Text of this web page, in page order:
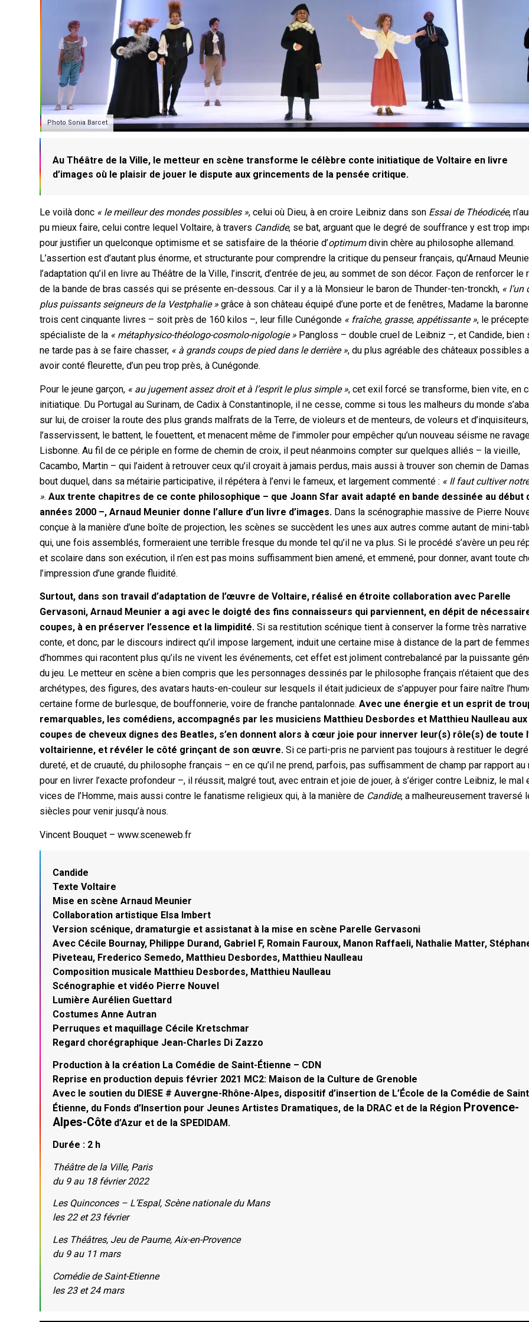
Photo Sonia Barcet
Au Théâtre de la Ville, le metteur en scène transforme le célèbre conte initiatique de Voltaire en livre
d’images où le plaisir de jouer le dispute aux grincements de la pensée critique.
Le voilà donc « le meilleur des mondes possibles », celui où Dieu, à en croire Leibniz dans son Essai de Théodicée,
pu mieux faire, celui contre lequel Voltaire, à travers Candide, se bat, arguant que le degré de souffrance y est trop
pour justifier un quelconque optimisme et se satisfaire de la théorie d’optimumdivin chère au philosophe allemand.
L’assertion est d’autant plus énorme, et structurante pour comprendre la critique du penseur français, qu’Arnaud
l’adaptation qu’il en livre au Théâtre de la Ville, l’inscrit, d’entrée de jeu, au sommet de son décor. Façon de renforcer le
de la bande de bras cassés qui se présente en-dessous. Car il y a là Monsieur le baron de Thunder-ten-tronckh, « l’un
plus puissants seigneurs de la Vestphalie » grâce à son château équipé d’une porte et de fenêtres, Madame la
trois cent cinquante livres – soit près de 160 kilos –, leur fille Cunégonde « fraîche, grasse, appétissante », le
spécialiste de la « métaphysico-théologo-cosmolo-nigologie » Pangloss – double cruel de Leibniz –, et Candide, bien
ne tarde pas à se faire chasser, « à grands coups de pied dans le derrière », du plus agréable des châteaux possibles
avoir conté fleurette, d’un peu trop près, à Cunégonde.
Pour le jeune garçon, « au jugement assez droit et à l’esprit le plus simple », cet exil forcé se transforme, bien vite, en
initiatique. Du Portugal au Surinam, de Cadix à Constantinople, il ne cesse, comme si tous les malheurs du monde
sur lui, de croiser la route des plus grands malfrats de la Terre, de violeurs et de menteurs, de voleurs et
l’asservissent, le battent, le fouettent, et menacent même de l’immoler pour empêcher qu’un nouveau séisme ne
Lisbonne. Au fil de ce périple en forme de chemin de croix, il peut néanmoins compter sur quelques alliés – la vieille,
Cacambo, Martin – qui l’aident à retrouver ceux qu’il croyait à jamais perdus, mais aussi à trouver son chemin de
bout duquel, dans sa métairie participative, il répétera à l’envi le fameux, et largement commenté : « Il faut cultiver
».Aux trente chapitres de ce conte philosophique – que Joann Sfar avait adapté en bande dessinée au début
années 2000 –, Arnaud Meunier donne l’allure d’un livre d’images. Dans la scénographie massive de Pierre
conçue à la manière d’une boîte de projection, les scènes se succèdent les unes aux autres comme autant de mini-
qui, une fois assemblés, formeraient une terrible fresque du monde tel qu’il ne va plus. Si le procédé s’avère un peu
et scolaire dans son exécution, il n’en est pas moins suffisamment bien amené, et emmené, pour donner, avant toute
l’impression d’une grande fluidité.
Surtout, dans son travail d’adaptation de l’œuvre de Voltaire, réalisé en étroite collaboration avec Parelle
Gervasoni, Arnaud Meunier a agi avec le doigté des fins connaisseurs qui parviennent, en dépit de
coupes, à en préserver l’essence et la limpidité. Si sa restitution scénique tient à conserver la forme très narrative
conte, et donc, par le discours indirect qu’il impose largement, induit une certaine mise à distance de la part de
d’hommes qui racontent plus qu’ils ne vivent les événements, cet effet est joliment contrebalancé par la puissante
du jeu. Le metteur en scène a bien compris que les personnages dessinés par le philosophe français n’étaient que des
archétypes, des figures, des avatars hauts-en-couleur sur lesquels il était judicieux de s’appuyer pour faire naître
certaine forme de burlesque, de bouffonnerie, voire de franche pantalonnade.Avec une énergie et un esprit de
remarquables, les comédiens, accompagnés par les musiciens Matthieu Desbordes et Matthieu Naulleau aux
coupes de cheveux dignes des Beatles, s’en donnent alors à cœur joie pour innerver leur(s) rôle(s) de toute
voltairienne, et révéler le côté grinçant de son œuvre. Si ce parti-pris ne parvient pas toujours à restituer le
dureté, et de cruauté, du philosophe français – en ce qu’il ne prend, parfois, pas suffisamment de champ par rapport au
pour en livrer l’exacte profondeur –, il réussit, malgré tout, avec entrain et joie de jouer, à s’ériger contre Leibniz, le mal
vices de l’Homme, mais aussi contre le fanatisme religieux qui, à la manière de Candide, a malheureusement traversé
siècles pour venir jusqu’à nous.
Vincent Bouquet – www.sceneweb.fr
Candide
Texte Voltaire
Mise en scène Arnaud Meunier
Collaboration artistique Elsa Imbert
Version scénique, dramaturgie et assistanat à la mise en scène Parelle Gervasoni
Avec Cécile Bournay, Philippe Durand, Gabriel F, Romain Fauroux, Manon Raffaeli, Nathalie Matter,
Piveteau, Frederico Semedo, Matthieu Desbordes, Matthieu Naulleau
Composition musicale Matthieu Desbordes, Matthieu Naulleau
Scénographie et vidéo Pierre Nouvel
Lumière Aurélien Guettard
Costumes Anne Autran
Perruques et maquillage Cécile Kretschmar
Regard chorégraphique Jean-Charles Di Zazzo
Production à la création La Comédie de Saint-Étienne – CDN
Reprise en production depuis février 2021 MC2: Maison de la Culture de Grenoble
Avec le soutien du DIESE # Auvergne-Rhône-Alpes, dispositif d’insertion de L’École de la Comédie de
Étienne, du Fonds d’Insertion pour Jeunes Artistes Dramatiques, de la DRAC et de la Région Provence-
Alpes-Côte d’Azur et de la SPEDIDAM.
Durée : 2 h
Théâtre de la Ville, Paris
du 9 au 18 février 2022
Les Quinconces – L’Espal, Scène nationale du Mans
les 22 et 23 février
Les Théâtres, Jeu de Paume, Aix-en-Provence
du 9 au 11 mars
Comédie de Saint-Etienne
les 23 et 24 mars